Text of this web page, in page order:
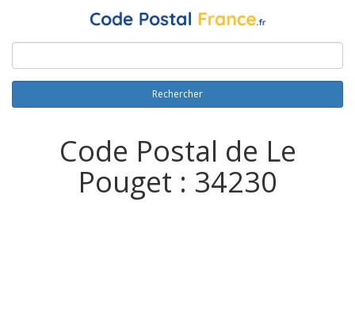
Rechercher
Code Postal de Le
Pouget : 34230